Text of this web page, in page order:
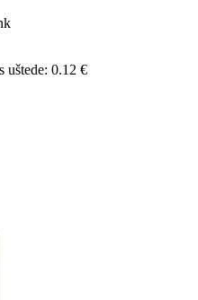
uštede: 0.12 €